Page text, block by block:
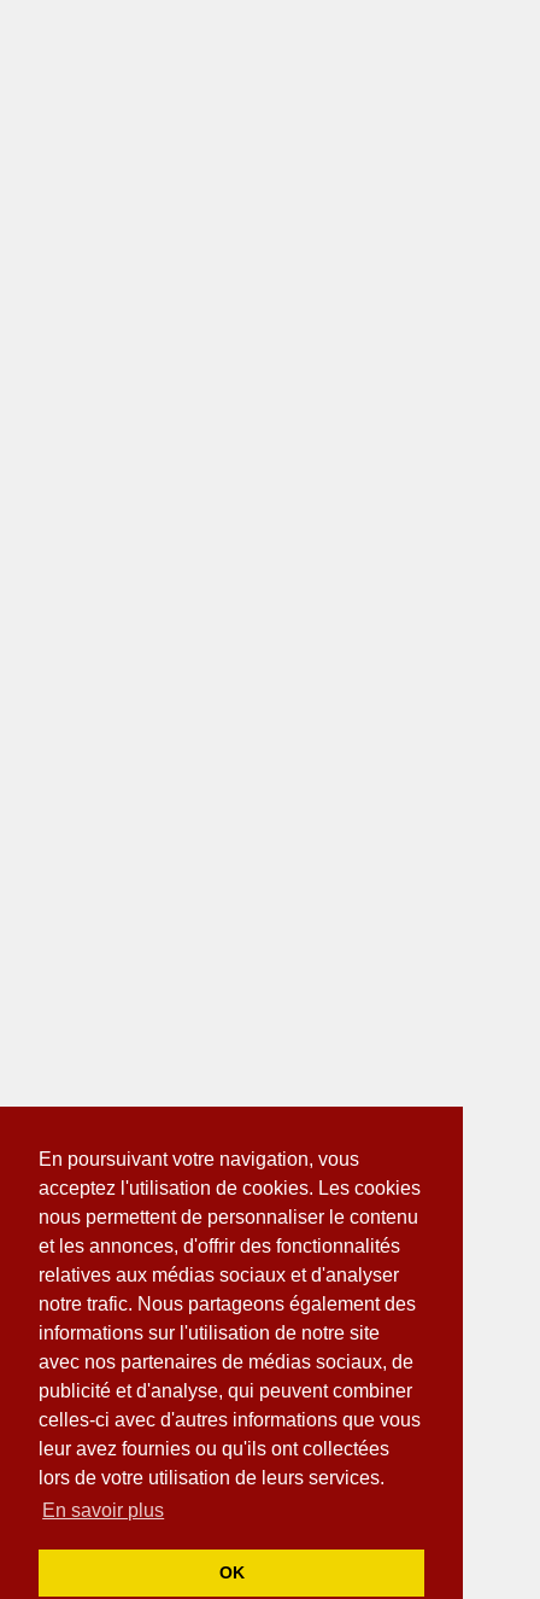
En poursuivant votre navigation, vous
acceptez l'utilisation de cookies. Les cookies
nous permettent de personnaliser le contenu
et les annonces, d'offrir des fonctionnalités
relatives aux médias sociaux et d'analyser
notre trafic. Nous partageons également des
informations sur l'utilisation de notre site
avec nos partenaires de médias sociaux, de
publicité et d'analyse, qui peuvent combiner
celles-ci avec d'autres informations que vous
leur avez fournies ou qu'ils ont collectées
lors de votre utilisation de leurs services.
En savoir plus
OK